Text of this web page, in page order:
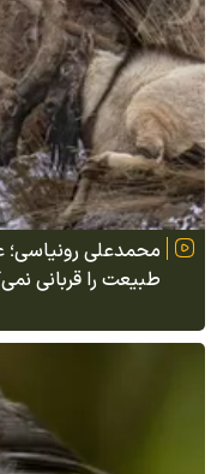
محمدعلی
طبیعت را قربانی